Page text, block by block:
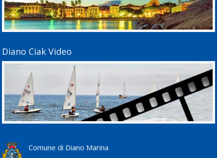
Diano Ciak Video
Comune di Diano Marina